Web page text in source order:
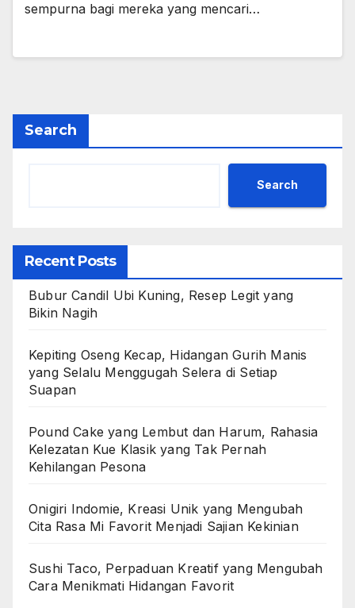
sempurna bagi mereka yang mencari…
Search
Search
Recent Posts
Bubur Candil Ubi Kuning, Resep Legit yang
Bikin Nagih
Kepiting Oseng Kecap, Hidangan Gurih Manis
yang Selalu Menggugah Selera di Setiap
Suapan
Pound Cake yang Lembut dan Harum, Rahasia
Kelezatan Kue Klasik yang Tak Pernah
Kehilangan Pesona
Onigiri Indomie, Kreasi Unik yang Mengubah
Cita Rasa Mi Favorit Menjadi Sajian Kekinian
Sushi Taco, Perpaduan Kreatif yang Mengubah
Cara Menikmati Hidangan Favorit